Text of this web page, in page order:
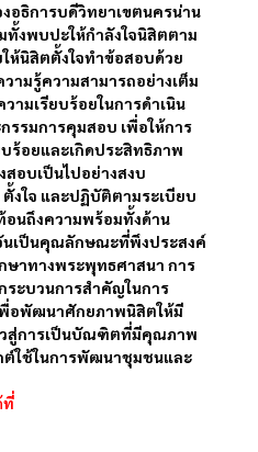
ธิการบดีวิทยาเขตนครน่าน
ทั้งพบปะให้กำลังใจนิสิตตาม
ห้นิสิตตั้งใจทำข้อสอบด้วย
ามรู้ความสามารถอย่างเต็ม
ามเรียบร้อยในการดำเนิน
รมการคุมสอบ เพื่อให้การ
ร้อยและเกิดประสิทธิภาพ
อบเป็นไปอย่างสงบ
งใจ และปฏิบัติตามระเบียบ
อนถึงความพร้อมทั้งด้าน
นเป็นคุณลักษณะที่พึงประสงค์
าทางพระพุทธศาสนา การ
ระบวนการสำคัญในการ
อพัฒนาศักยภาพนิสิตให้มี
สู่การเป็นบัณฑิตที่มีคุณภาพ
ต์ใช้ในการพัฒนาชุมชนและ
ที่